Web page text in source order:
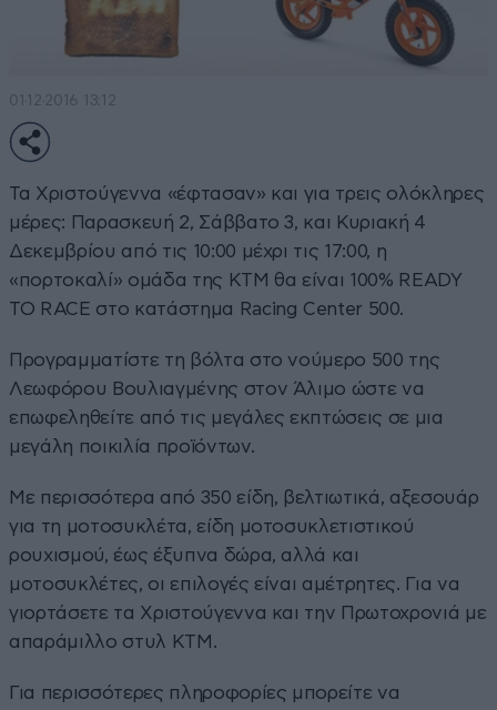
01·12·2016 13:12
Τα Χριστούγεννα «έφτασαν» και για τρεις ολόκληρες
μέρες: Παρασκευή 2, Σάββατο 3, και Κυριακή 4
Δεκεμβρίου από τις 10:00 μέχρι τις 17:00, η
«πορτοκαλί» ομάδα της ΚΤΜ θα είναι 100% READY
TO RACE στο κατάστημα Racing Center 500.
Προγραμματίστε τη βόλτα στο νούμερο 500 της
Λεωφόρου Βουλιαγμένης στον Άλιμο ώστε να
επωφεληθείτε από τις μεγάλες εκπτώσεις σε μια
μεγάλη ποικιλία προϊόντων.
Με περισσότερα από 350 είδη, βελτιωτικά, αξεσουάρ
για τη μοτοσυκλέτα, είδη μοτοσυκλετιστικού
ρουχισμού, έως έξυπνα δώρα, αλλά και
μοτοσυκλέτες, οι επιλογές είναι αμέτρητες. Για να
γιορτάσετε τα Χριστούγεννα και την Πρωτοχρονιά με
απαράμιλλο στυλ ΚΤΜ.
Για περισσότερες πληροφορίες μπορείτε να